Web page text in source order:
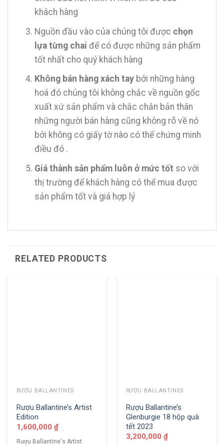
khách hàng
Nguồn đầu vào của chúng tôi được chọn
lựa từng chai để có được những sản phẩm
tốt nhất cho quý khách hàng
Không bán hàng xách taybởi những hàng
hoá đó chúng tôi không chắc về nguồn gốc
xuất xứ sản phẩm và chắc chắn bản thân
những người bán hàng cũng không rõ về nó
bởi không có giấy tờ nào có thể chứng minh
điều đó .
Giá thành sản phẩm luôn ở mức tốt so với
thị trường để khách hàng có thể mua được
sản phẩm tốt và giá hợp lý
RELATED PRODUCTS
RƯỢU BALLANTINES
Rượu Ballantine’s Artist
Edition
1,600,000 ₫
Rượu Ballantine's Artist
RƯỢU BALLANTINES
Rượu Ballantine’s
Glenburgie 18 hộp quà
tết 2023
3,200,000 ₫